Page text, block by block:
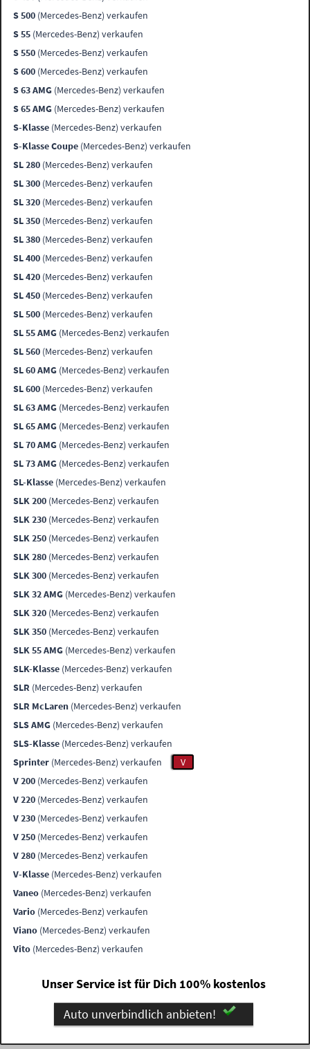
S 500 (Mercedes-Benz) verkaufen
S 55 (Mercedes-Benz) verkaufen
S 550 (Mercedes-Benz) verkaufen
S 600 (Mercedes-Benz) verkaufen
S 63 AMG (Mercedes-Benz) verkaufen
S 65 AMG (Mercedes-Benz) verkaufen
S-Klasse (Mercedes-Benz) verkaufen
S-Klasse Coupe (Mercedes-Benz) verkaufen
SL 280 (Mercedes-Benz) verkaufen
SL 300 (Mercedes-Benz) verkaufen
SL 320 (Mercedes-Benz) verkaufen
SL 350 (Mercedes-Benz) verkaufen
SL 380 (Mercedes-Benz) verkaufen
SL 400 (Mercedes-Benz) verkaufen
SL 420 (Mercedes-Benz) verkaufen
SL 450 (Mercedes-Benz) verkaufen
SL 500 (Mercedes-Benz) verkaufen
SL 55 AMG (Mercedes-Benz) verkaufen
SL 560 (Mercedes-Benz) verkaufen
SL 60 AMG (Mercedes-Benz) verkaufen
SL 600 (Mercedes-Benz) verkaufen
SL 63 AMG (Mercedes-Benz) verkaufen
SL 65 AMG (Mercedes-Benz) verkaufen
SL 70 AMG (Mercedes-Benz) verkaufen
SL 73 AMG (Mercedes-Benz) verkaufen
SL-Klasse (Mercedes-Benz) verkaufen
SLK 200 (Mercedes-Benz) verkaufen
SLK 230 (Mercedes-Benz) verkaufen
SLK 250 (Mercedes-Benz) verkaufen
SLK 280 (Mercedes-Benz) verkaufen
SLK 300 (Mercedes-Benz) verkaufen
SLK 32 AMG (Mercedes-Benz) verkaufen
SLK 320 (Mercedes-Benz) verkaufen
SLK 350 (Mercedes-Benz) verkaufen
SLK 55 AMG (Mercedes-Benz) verkaufen
SLK-Klasse (Mercedes-Benz) verkaufen
SLR (Mercedes-Benz) verkaufen
SLR McLaren (Mercedes-Benz) verkaufen
SLS AMG (Mercedes-Benz) verkaufen
SLS-Klasse (Mercedes-Benz) verkaufen
Sprinter (Mercedes-Benz) verkaufen
V
V 200 (Mercedes-Benz) verkaufen
V 220 (Mercedes-Benz) verkaufen
V 230 (Mercedes-Benz) verkaufen
V 250 (Mercedes-Benz) verkaufen
V 280 (Mercedes-Benz) verkaufen
V-Klasse (Mercedes-Benz) verkaufen
Vaneo (Mercedes-Benz) verkaufen
Vario (Mercedes-Benz) verkaufen
Viano (Mercedes-Benz) verkaufen
Vito (Mercedes-Benz) verkaufen
Unser Service ist für Dich 100% kostenlos
Auto unverbindlich anbieten!